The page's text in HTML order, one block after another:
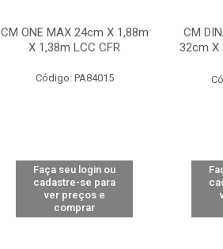
CM ONE MAX 24cm X 1,88m
X 1,38m LCC CFR
Código: PA84015
Faça seu login ou
cadastre-se para
ver preços e
comprar
CM
32cm X